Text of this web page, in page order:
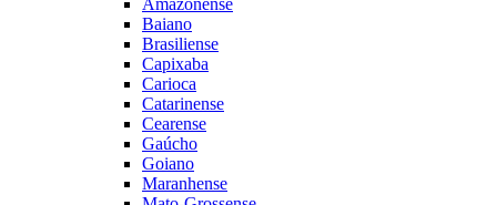
Baiano
Brasiliense
Capixaba
Carioca
Catarinense
Cearense
Gaúcho
Goiano
Maranhense